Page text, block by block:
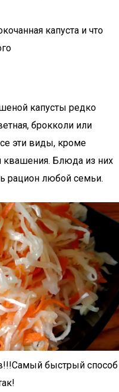
капуста и что
капусты редко
брокколи или
эти виды, кроме
квашения. Блюда из них
рацион любой семьи.
быстрый способ